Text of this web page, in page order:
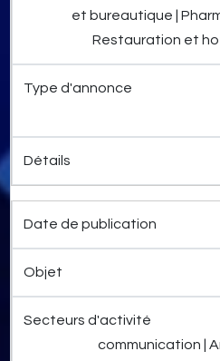
et bureautique |
Restauration et
communication |